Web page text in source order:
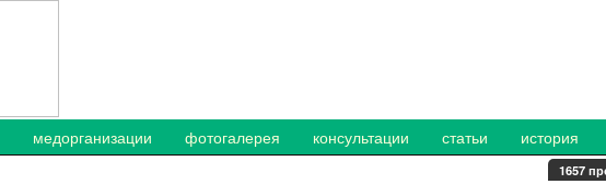
медорганизации фотогалерея консультации статьи
история
1657